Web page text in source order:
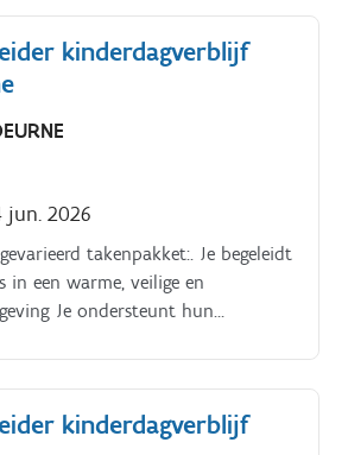
kinderdagverblijf
jun. 2026
takenpakket:. Je begeleidt
in een warme, veilige en
Je ondersteunt hun
elk kind zich goed voelt.
kinderdagverblijf